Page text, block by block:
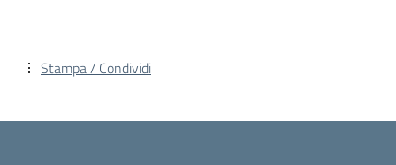
Stampa / Condividi